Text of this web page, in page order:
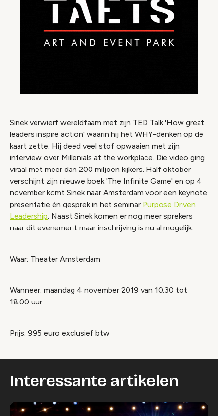
Sinek verwierf wereldfaam met zijn TED Talk 'How great
leaders inspire action' waarin hij het WHY-denken op de
kaart zette. Hij deed veel stof opwaaien met zijn
interview over Millenials at the workplace. Die video ging
viraal met meer dan 200 miljoen kijkers. Half oktober
verschijnt zijn nieuwe boek 'The Infinite Game' en op 4
november komt Sinek naar Amsterdam voor een keynote
presentatie én gesprek in het seminar Purpose Driven
Leadership. Naast Sinek komen er nog meer sprekers
naar dit evenement maar inschrijving is nu al mogelijk.
Waar: Theater Amsterdam
Wanneer: maandag 4 november 2019 van 10.30 tot
18.00 uur
Prijs: 995 euro exclusief btw
Interessante artikelen